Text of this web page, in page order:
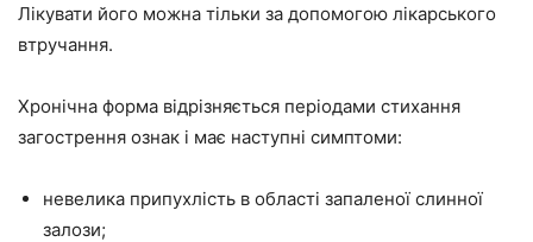
Лікувати його можна тільки за допомогою лікарського
втручання.
Хронічна форма відрізняється періодами стихання
загострення ознак і має наступні симптоми:
невелика припухлість в області запаленої слинної
залози;